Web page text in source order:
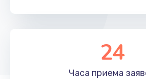
24
Часа приема